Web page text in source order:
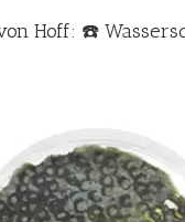
Hoff: ☎️